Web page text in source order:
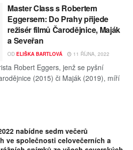
Master Class s Robertem
Eggersem: Do Prahy přijede
režisér filmů Čarodějnice, Maják
a Seveřan
OD ELIŠKA BARTLOVÁ 11 ŘÍJNA, 2022
Robert Eggers, jenž se pyšní
(2015) či Maják (2019), míří
nabídne sedm večerů
ve společnosti celovečerních a